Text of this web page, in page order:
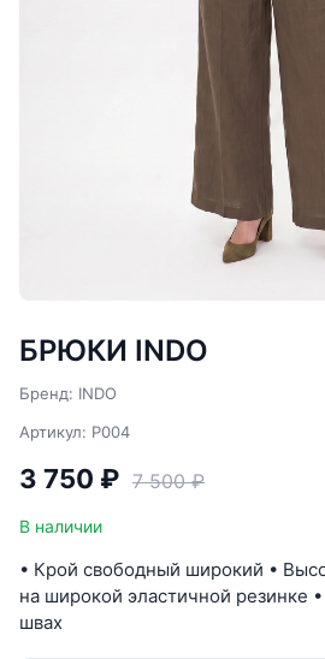
БРЮКИ INDO
Бренд: INDO
Артикул: P004
3 750 ₽ 7 500 ₽
В наличии
• Крой свободный широкий •
на широкой эластичной резинке
швах